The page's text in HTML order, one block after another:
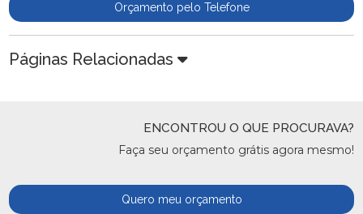
Orçamento pelo Telefone
Páginas Relacionadas
ENCONTROU O QUE PROCURAVA?
Faça seu orçamento grátis agora mesmo!
Quero meu orçamento